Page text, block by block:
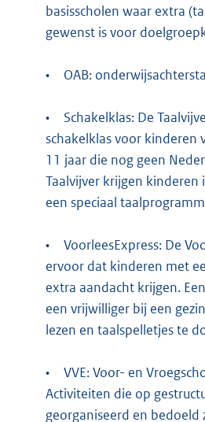
basisscholen waar extra
gewenst is voor
• OAB:
•
Schakelklas: De
schakelklas voor kinderen
11 jaar die nog geen
Taalvijver krijgen
een speciaal
•
VoorleesExpress: De
ervoor dat kinderen met
extra aandacht krijgen.
een vrijwilliger bij een
lezen en taalspelletjes te
•
VVE: Voor- en
Activiteiten die op
georganiseerd en